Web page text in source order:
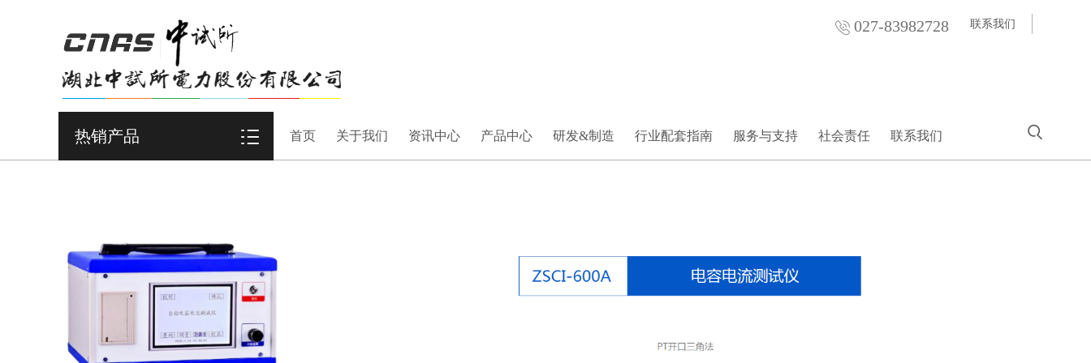
027-83982728 联系我们
热销产品 首页 关于我们 资讯中心 产品中心 研发&制造 行业配套指南 服务与支持 社会责任 联系我们